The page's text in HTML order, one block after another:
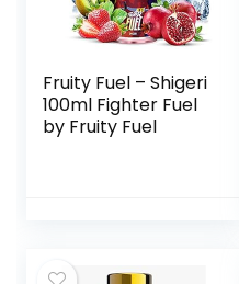
Fruity Fuel – Shigeri
100ml Fighter Fuel
by Fruity Fuel